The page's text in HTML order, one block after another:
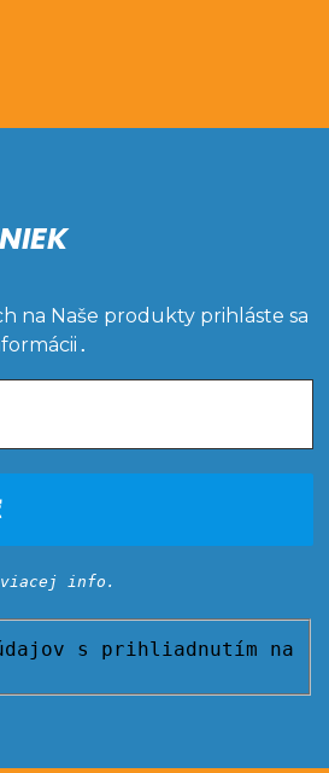
na Naše produkty prihláste sa
.
info.
s prihliadnutím na